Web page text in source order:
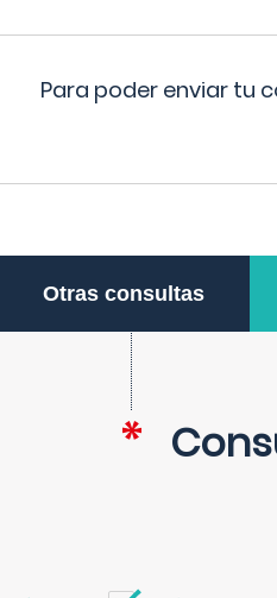
Para poder enviar tu
Otras consultas